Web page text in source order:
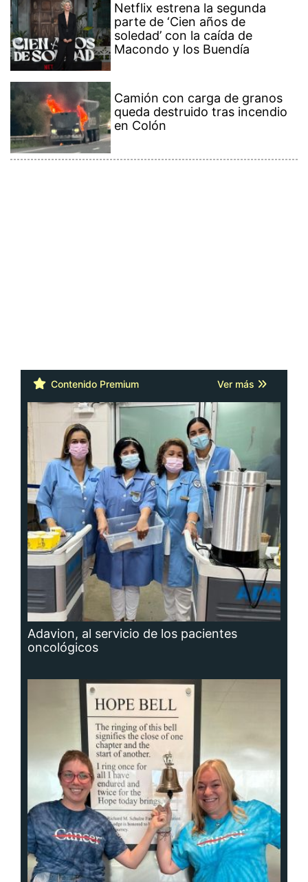
Netflix estrena la segunda
parte de ‘Cien años de
soledad’ con la caída de
Macondo y los Buendía
Camión con carga de granos
queda destruido tras incendio
en Colón
Contenido Premium Ver más
Adavion, al servicio de los pacientes
oncológicos